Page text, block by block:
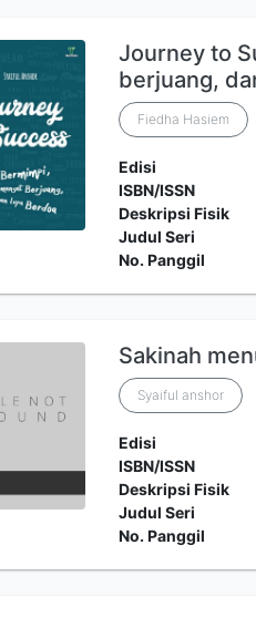
Journey to
berjuang,
Fiedha Hasiem
Edisi
ISBN/ISSN
Deskripsi Fisik
Judul Seri
No. Panggil
Sakinah
Syaiful anshor
Edisi
ISBN/ISSN
Deskripsi Fisik
Judul Seri
No. Panggil